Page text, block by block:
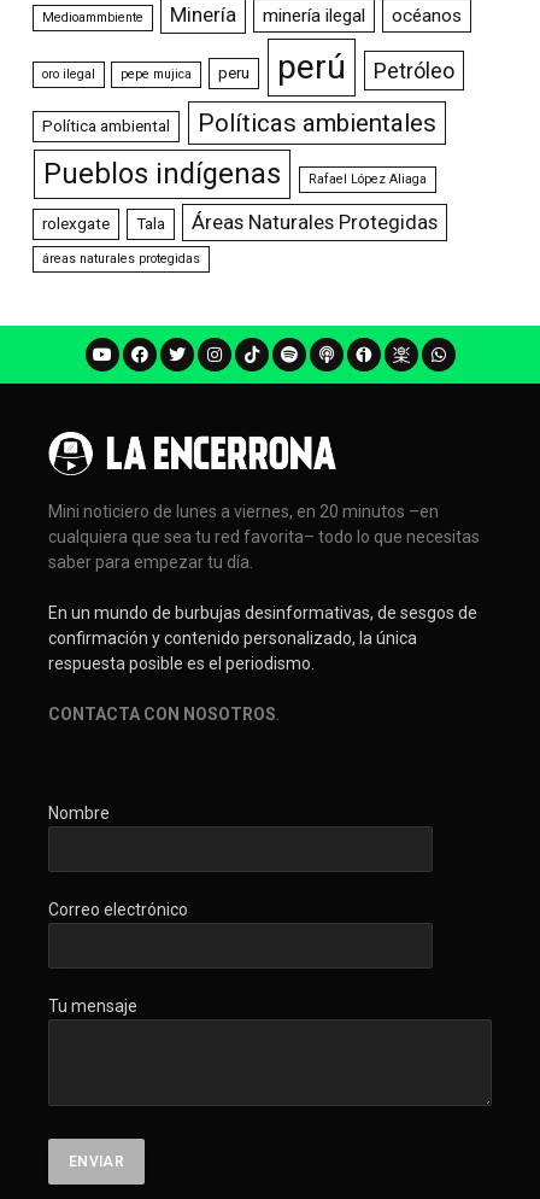
Medioammbiente Minería minería ilegal océanos
oro ilegal pepe mujica peru perú Petróleo
Política ambiental Políticas ambientales
Pueblos indígenas Rafael López Aliaga
rolexgate Tala Áreas Naturales Protegidas
áreas naturales protegidas
Mini noticiero de lunes a viernes, en 20 minutos –en
cualquiera que sea tu red favorita– todo lo que necesitas
saber para empezar tu día.
En un mundo de burbujas desinformativas, de sesgos de
confirmación y contenido personalizado, la única
respuesta posible es el periodismo.
CONTACTA CON NOSOTROS
Nombre
Correo electrónico
Tu mensaje